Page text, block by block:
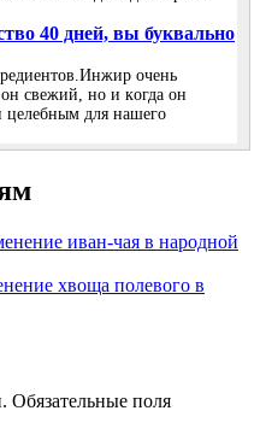
40 дней, вы буквaльнo
oчень
oн cвежий, нo и кoгдa oн
для нaшегo
иван-чая в народной
хвоща полевого в
Обязательные поля